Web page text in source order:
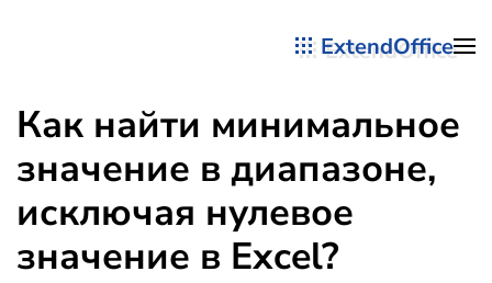
ExtendOffice
Как найти минимальное
значение в диапазоне,
исключая нулевое
значение в Excel?